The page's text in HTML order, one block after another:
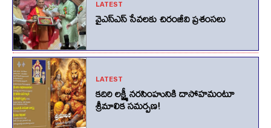
LATEST
వైఎస్ఎస్ సేవలకు చిరంజీవి ప్రశంసలు
LATEST
కదిరి లక్ష్మీ నరసింహునికి దాసోహమంటూ
శ్రీమాలిక సమర్పణ!